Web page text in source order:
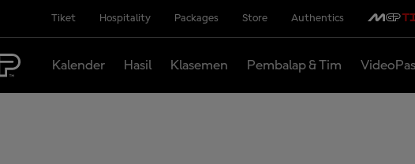
Tiket Hospitality Packages Store Authentics
Kalender Hasil Klasemen Pembalap & Tim